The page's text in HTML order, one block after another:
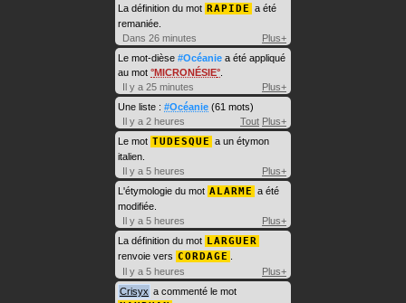
La définition du mot RAPIDE a été
remaniée.
Dans 26 minutes
Plus+
Le mot-dièse #Océanie a été appliqué
au mot MICRONÉSIE
Il y a 25 minutes
Plus+
Une liste : #Océanie (61 mots)
Il y a 2 heures
Tout Plus+
Le mot TUDESQUE a un étymon
italien.
Il y a 5 heures
Plus+
L'étymologie du mot ALARME a été
modifiée.
Il y a 5 heures
Plus+
La définition du mot LARGUER
renvoie vers CORDAGE
Il y a 5 heures
Plus+
Crisyx a commenté le mot